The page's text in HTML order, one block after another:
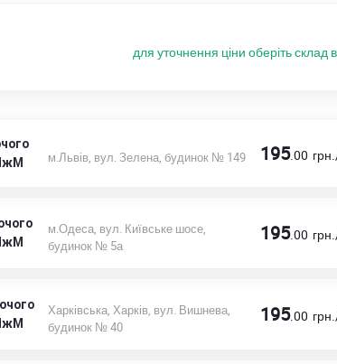
для уточнення ціни оберіть склад
м.Львів, вул. Зелена, будинок № 149 195.00
м.Одеса, вул. Київське шосе,
будинок № 5а
195.00
Харківська, Харків, вул. Вишнева,
будинок № 40
195.00